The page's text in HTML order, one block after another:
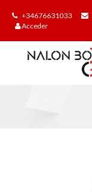
+34676631033
Acceder